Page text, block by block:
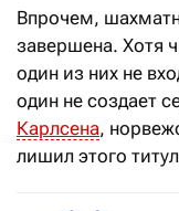
Впрочем,
завершена. Хотя
один из них не
один не создает
Карлсена,
лишил этого